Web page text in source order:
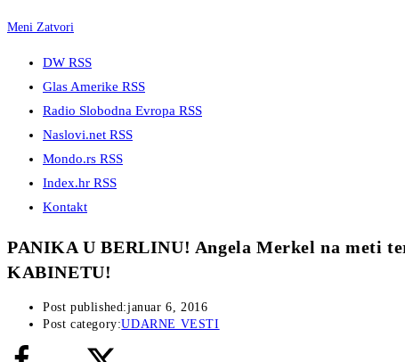
Meni Zatvori
DW RSS
Glas Amerike RSS
Radio Slobodna Evropa RSS
Naslovi.net RSS
Mondo.rs RSS
Index.hr RSS
Kontakt
PANIKA U BERLINU! Angela Merkel na meti
KABINETU!
Post published:januar 6, 2016
Post category:UDARNE VESTI